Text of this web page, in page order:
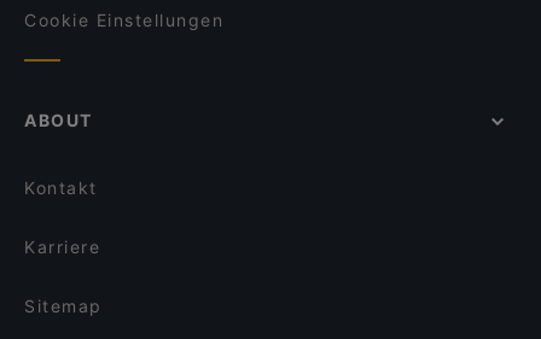
Cookie Einstellungen
ABOUT
Kontakt
Karriere
Sitemap